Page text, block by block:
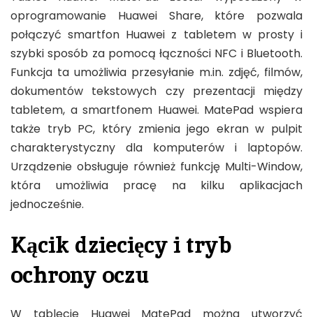
oprogramowanie Huawei Share, które pozwala
połączyć smartfon Huawei z tabletem w prosty i
szybki sposób za pomocą łączności NFC i Bluetooth.
Funkcja ta umożliwia przesyłanie m.in. zdjęć, filmów,
dokumentów tekstowych czy prezentacji między
tabletem, a smartfonem Huawei. MatePad wspiera
także tryb PC, który zmienia jego ekran w pulpit
charakterystyczny dla komputerów i laptopów.
Urządzenie obsługuje również funkcję Multi-Window,
która umożliwia pracę na kilku aplikacjach
jednocześnie.
Kącik dziecięcy i tryb
ochrony oczu
W tablecie Huawei MatePad można utworzyć